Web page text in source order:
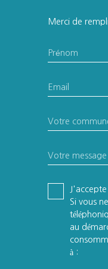
Merci de
Prénom
Email
Votre
Votre message
Si vous
au
à :